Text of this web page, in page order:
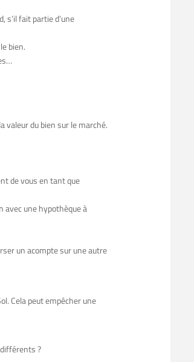
s’il fait partie d’une
bien.
valeur du bien sur le marché.
de vous en tant que
avec une hypothèque à
un acompte sur une autre
Cela peut empêcher une
?